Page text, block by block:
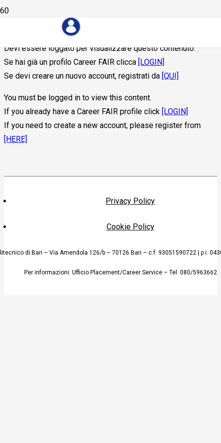
Devi essere loggato per visualizzare questo contenuto.
Se hai già un profilo Career FAIR clicca [LOGIN]
Se devi creare un nuovo account, registrati da [QUI]
You must be logged in to view this content.
If you already have a Career FAIR profile click [LOGIN]
If you need to create a new account, please register from
[HERE]
Privacy Policy
Cookie Policy
di Bari – Via Amendola 126/b – 70126 Bari – c.f. 93051590722 | p.i.
Per informazioni: Ufficio Placement/Career Service – Tel: 080/5963662